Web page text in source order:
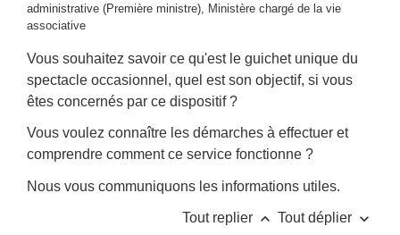
administrative (Première ministre), Ministère chargé de la vie
associative
Vous souhaitez savoir ce qu'est le guichet unique du
spectacle occasionnel, quel est son objectif, si vous
êtes concernés par ce dispositif ?
Vous voulez connaître les démarches à effectuer et
comprendre comment ce service fonctionne ?
Nous vous communiquons les informations utiles.
Tout replier keyboard_arrow_up Tout déplier keyboard_arrow_down